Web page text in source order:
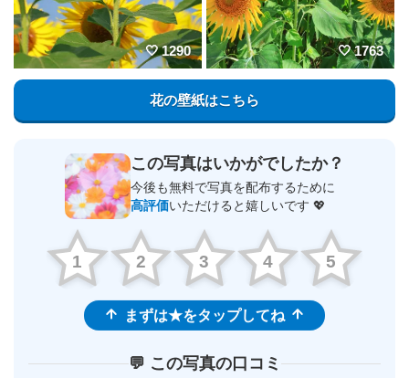
1290 1763
花の壁紙はこちら
この写真はいかがでしたか？
今後も無料で写真を配布するために
高評価いただけると嬉しいです 💖
1 2 3 4 5
まずは★をタップしてね
💬 この写真の口コミ